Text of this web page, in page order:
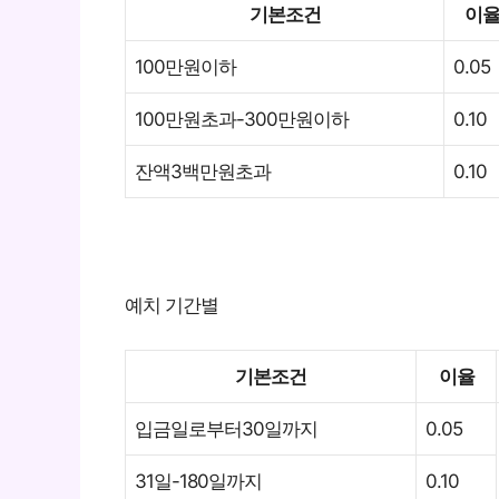
기본조건 이율
100만원이하
0.05
100만원초과-300만원이하 0.10
잔액3백만원초과 0.10
예치 기간별
기본조건 이율
입금일로부터30일까지
0.05
31일-180일까지 0.10